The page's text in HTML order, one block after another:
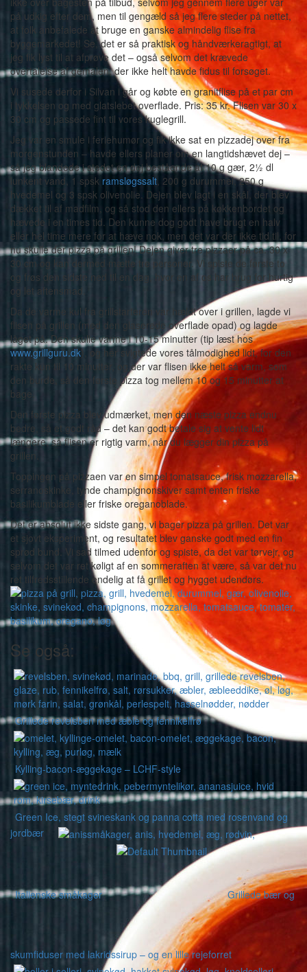
på udkig efter dem, men til gengæld så jeg flere steder på nettet,
at folk anbefalede at bruge en ganske almindelig flise fra
byggemarkedet! Se, det er så praktisk og håndværkeragtigt, at
jeg fik lyst til at afprøve det – også selvom det krævede
overtalelse af gemalen, der ikke helt havde fidus til forsøget.
Vi susede derfor i Silvan i går og købte en granitflise på et par cm
i tykkelsen og med glatslebet overflade. Pris: 35 kr. Flisen var 30 x
30 cm og passede fint til vores kuglegrill.
Jeg var en smule i feriehumør og fik ikke sat en pizzadej over fra
morgenstunden – havde ellers planer om en langtidshævet dej –
så jeg blandede i stedet en dej bestående af 10 g gær, 2½ dl
lunkent vand, 1 spsk ramsløgssalt, 200 g durummel, 250 g
hvedemel og 3 spsk olivenolie. Dejen blev lagt i en skål, der blev
dækket til af madfilm, og så stod den ellers på køkkenbordet og
hævede i en times tid. Den kunne dog godt have brugt en halv
eller hel time mere for at hæve nok, men det var der ikke tid til, for
nu skulle der pizza på grillen! Dejen giver tre pizzaer på ca. 30 x
30 cm og kan dermed mætte tre personer. Vi spiste de første to
og frøs den sidste ned til en dag, hvor en af os har brug for hurtig
og let aftensmad.
Da de varme kul fra grillstarteren var hældt over i grillen, lagde vi
flisen på grillen (med den glaserede overflade opad) og lagde
låget på. Den skulle varme i 10-15 minutter (tip læst hos
www.grillguru.dk), og her svigtede vores tålmodighed lidt, for den
rakte kun til 10 minutter, og der var flisen ikke helt så varm, som
den burde, så den første pizza tog mellem 10 og 15 minutter at
bage.
Den første pizza blev udmærket, men den næste pizza endnu
bedre, så et godt råd – det kan godt betale sig at vente lidt
længere, så flisen er rigtig varm, når du lægger din pizza på
grillen.
Toppingen på pizzaen var en simpel tomatsauce, frisk mozzarella,
serranoskinke, tynde champignonskiver samt enten friske
basilikumblade eller friske oreganoblade.
Det er absolut ikke sidste gang, vi bager pizza på grillen. Det var
et sjovt eksperiment, og resultatet blev ganske godt med en fin
sprød bund. Vi sad tilmed udenfor og spiste, da det var tørvejr, og
selvom det var ret køligt af en sommeraften at være, så var det nu
ret tilfredsstillende endelig at få grillet og hygget udendørs.
Se også:
Grillede revelsben med æble og fennikelfrø
Kylling-bacon-æggekage – LCHF-style
Green Ice, stegt svineskank og panna cotta med rosenvand og
jordbær
Italienske småkager Grillede bær og
skumfiduser med lakridssirup – og en lille rejeforret